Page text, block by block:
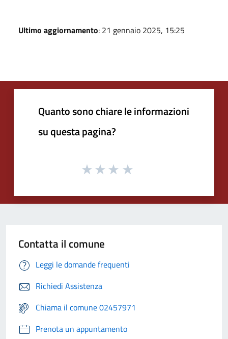
Ultimo aggiornamento: 21 gennaio 2025, 15:25
Quanto sono chiare le informazioni
su questa pagina?
Contatta il comune
Leggi le domande frequenti
Richiedi Assistenza
Chiama il comune 02457971
Prenota un appuntamento